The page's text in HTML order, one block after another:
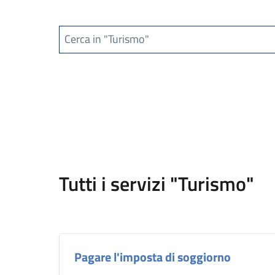
Cerca in "Turismo"
Tutti i servizi "Turismo"
Pagare l'imposta di soggiorno